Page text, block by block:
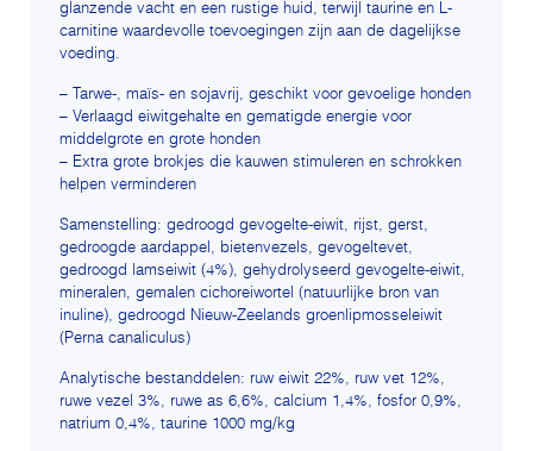
glanzende vacht en een rustige huid, terwijl taurine en L-
carnitine waardevolle toevoegingen zijn aan de dagelijkse
voeding.
– Tarwe-, maïs- en sojavrij, geschikt voor gevoelige honden
– Verlaagd eiwitgehalte en gematigde energie voor
middelgrote en grote honden
– Extra grote brokjes die kauwen stimuleren en schrokken
helpen verminderen
Samenstelling: gedroogd gevogelte-eiwit, rijst, gerst,
gedroogde aardappel, bietenvezels, gevogeltevet,
gedroogd lamseiwit (4%), gehydrolyseerd gevogelte-eiwit,
mineralen, gemalen cichoreiwortel (natuurlijke bron van
inuline), gedroogd Nieuw-Zeelands groenlipmosseleiwit
(Perna canaliculus)
Analytische bestanddelen: ruw eiwit 22%, ruw vet 12%,
ruwe vezel 3%, ruwe as 6,6%, calcium 1,4%, fosfor 0,9%,
natrium 0,4%, taurine 1000 mg/kg